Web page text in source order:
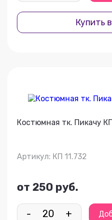
Купить
Костюмная тк. Пикачу
Артикул: КП 11.732
от 250 руб.
- +